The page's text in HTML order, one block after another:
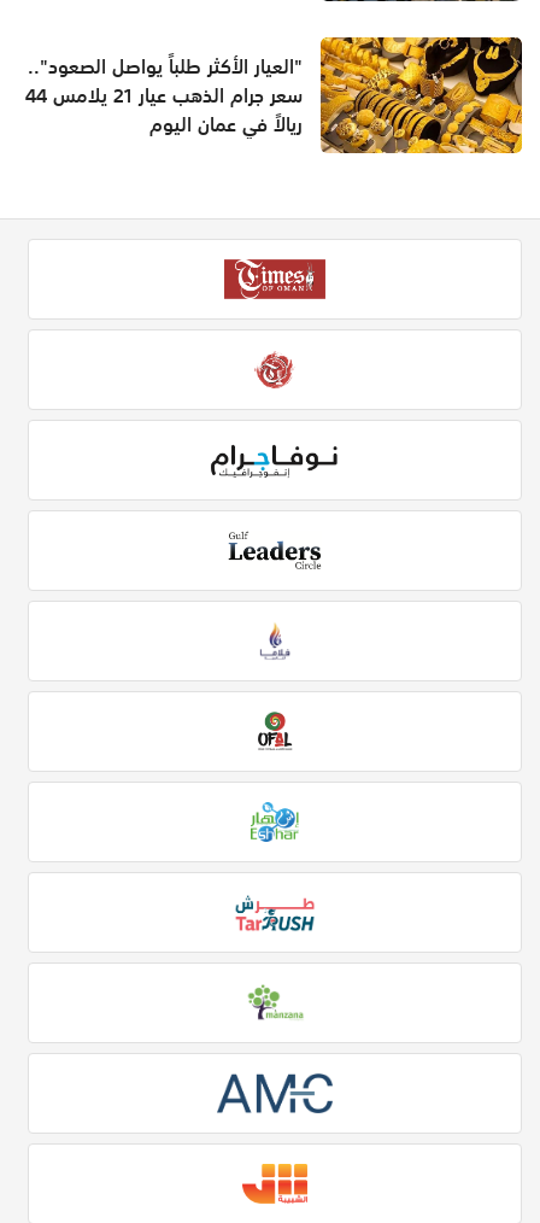
"العيار الأكثر طلباً يواصل الصعود"..
سعر جرام الذهب عيار 21 يلامس 44
ريالاً في عمان اليوم